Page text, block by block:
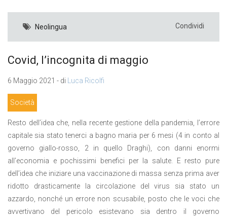
Neolingua Condividi
Covid, l’incognita di maggio
6 Maggio 2021 - di Luca Ricolfi
Società
Resto dell’idea che, nella recente gestione della pandemia, l’errore
capitale sia stato tenerci a bagno maria per 6 mesi (4 in conto al
governo giallo-rosso, 2 in quello Draghi), con danni enormi
all’economia e pochissimi benefici per la salute. E resto pure
dell’idea che iniziare una vaccinazione di massa senza prima aver
ridotto drasticamente la circolazione del virus sia stato un
azzardo, nonché un errore non scusabile, posto che le voci che
avvertivano del pericolo esistevano sia dentro il governo